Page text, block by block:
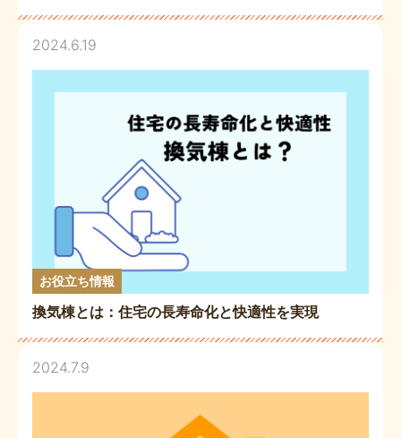
2024.6.19
お役立ち情報
換気棟とは：住宅の長寿命化と快適性を実現
2024.7.9